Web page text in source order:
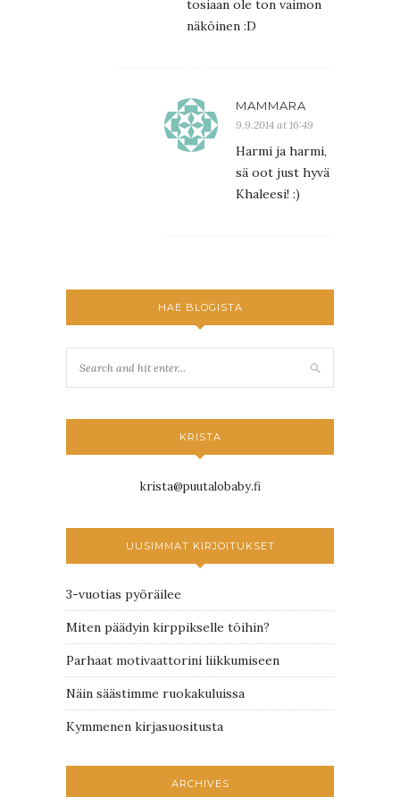
tosiaan ole ton vaimon
näköinen :D
MAMMARA
9.9.2014 at 16:49
Harmi ja harmi,
sä oot just hyvä
Khaleesi! :)
HAE BLOGISTA
KRISTA
krista@puutalobaby.fi
UUSIMMAT KIRJOITUKSET
3-vuotias pyöräilee
Miten päädyin kirppikselle töihin?
Parhaat motivaattorini liikkumiseen
Näin säästimme ruokakuluissa
Kymmenen kirjasuositusta
ARCHIVES